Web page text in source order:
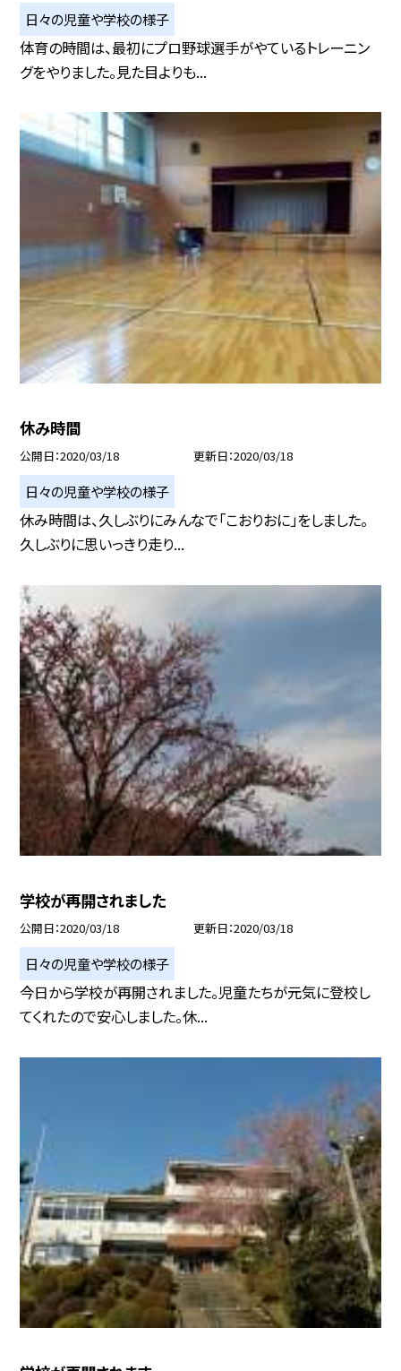
日々の児童や学校の様子
体育の時間は、最初にプロ野球選手がやているトレーニン
グをやりました。見た目よりも...
休み時間
公開日 2020/03/18 更新日 2020/03/18
日々の児童や学校の様子
休み時間は、久しぶりにみんなで「こおりおに」をしました。
久しぶりに思いっきり走り...
学校が再開されました
公開日 2020/03/18 更新日 2020/03/18
日々の児童や学校の様子
今日から学校が再開されました。児童たちが元気に登校し
てくれたので安心しました。休...